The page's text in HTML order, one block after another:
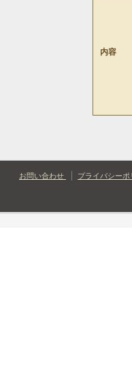
内容
お問い合わせ プライバシーポ